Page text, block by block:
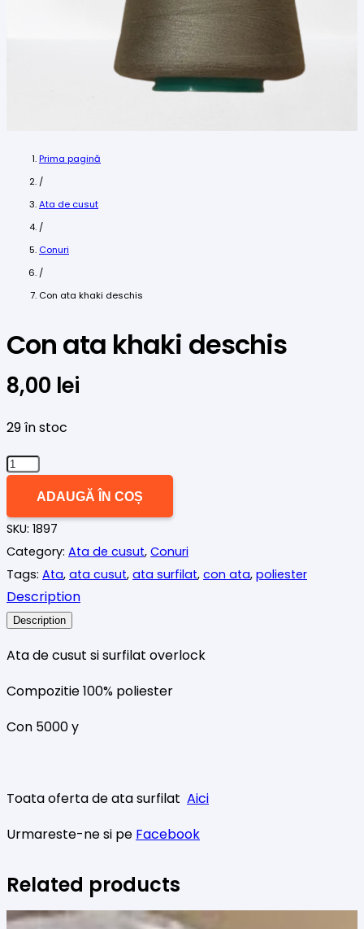
Prima pagină
/
Ata de cusut
/
Conuri
/
Con ata khaki deschis
Con ata khaki deschis
8,00 lei
29 în stoc
Cantitate
khaki
deschis
ADAUGĂ ÎN COȘ
SKU: 1897
Category: Ata de cusut, Conuri
Tags: Ata, ata cusut, ata surfilat, con ata, poliester
Description
Description
Ata de cusut si surfilat overlock
Compozitie 100% poliester
Con 5000 y
Toata oferta de ata surfilat Aici
Urmareste-ne si pe Facebook
Related products